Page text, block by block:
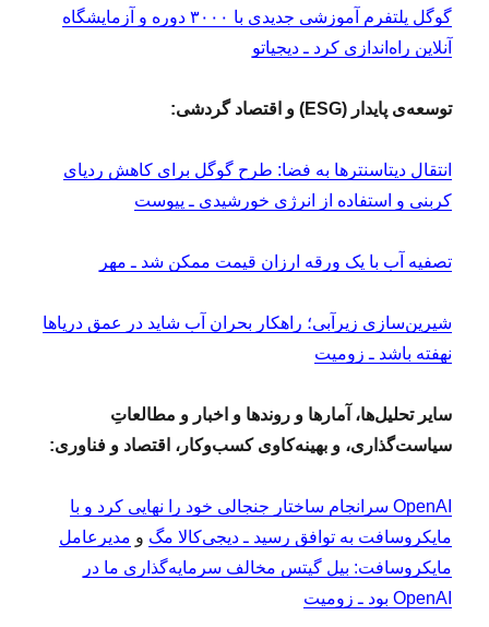
گوگل پلتفرم آموزشی جدیدی با ۳۰۰۰ دوره و آزمایشگاه
آنلاین راه‌اندازی کرد ـ دیجیاتو
توسعه‌ی پایدار (ESG) و اقتصاد گردشی:
انتقال دیتاسنتر‌ها به فضا: طرح گوگل برای کاهش ردپای
کربنی و استفاده از انرژی خورشیدی ـ پیوست
تصفیه آب با یک ورقه ارزان قیمت ممکن شد ـ مهر
شیرین‌سازی زیرآبی؛ راهکار بحران آب شاید در عمق دریاها
نهفته باشد ـ زومیت
سایر تحلیل‌ها، آمارها و روندها و اخبار و مطالعاتِ
سیاست‌گذاری، و بهینه‌کاوی کسب‌وکار، اقتصاد و فناوری:
OpenAI سرانجام ساختار جنجالی خود را نهایی کرد و با
مایکروسافت به توافق رسید ـ دیجی‌کالا مگ و مدیرعامل
مایکروسافت: بیل گیتس مخالف سرمایه‌گذاری ما در
OpenAI بود ـ زومیت